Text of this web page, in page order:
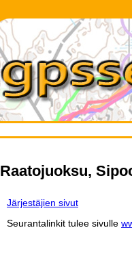
Raatojuoksu,
Järjestäjien sivut
Seurantalinkit tulee sivulle